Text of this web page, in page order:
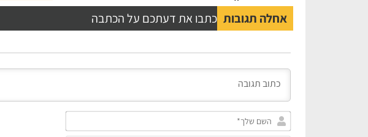
אחלה תגובות כתבו את דעתכם על הכתבה
השם
שלך*